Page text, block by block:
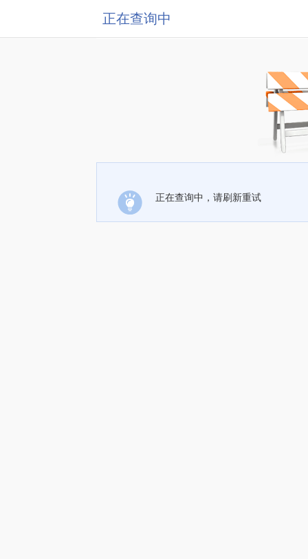
正在查询中
正在查询中，请刷新重试